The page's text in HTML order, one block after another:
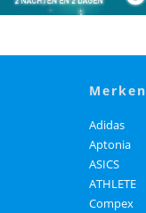
merken
Adidas
Aptonia
ASICS
ATHLETE
Compex